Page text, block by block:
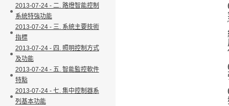
2013-07-24 - 二. 路燈智能控制
系統特強功能
2013-07-24 - 三. 系統主要技術
指標
2013-07-24 - 四. 照明控制方式
及功能
2013-07-24 - 五. 智能監控軟件
特點
2013-07-24 - 七. 集中控制器系
列基本功能